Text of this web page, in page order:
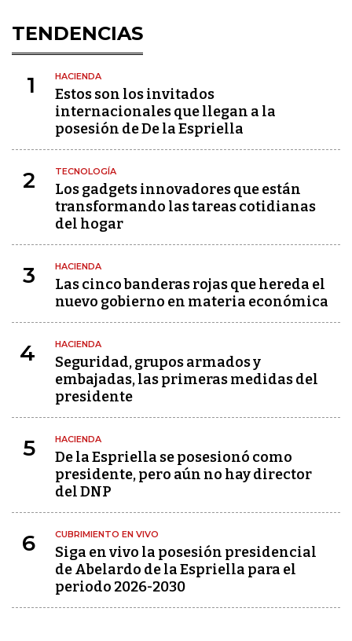
TENDENCIAS
1 HACIENDA
Estos son los invitados
internacionales que llegan a la
posesión de De la Espriella
2 TECNOLOGÍA
Los gadgets innovadores que están
transformando las tareas cotidianas
del hogar
3 HACIENDA
Las cinco banderas rojas que hereda el
nuevo gobierno en materia económica
4 HACIENDA
Seguridad, grupos armados y
embajadas, las primeras medidas del
presidente
5 HACIENDA
De la Espriella se posesionó como
presidente, pero aún no hay director
del DNP
6 CUBRIMIENTO EN VIVO
Siga en vivo la posesión presidencial
de Abelardo de la Espriella para el
periodo 2026-2030